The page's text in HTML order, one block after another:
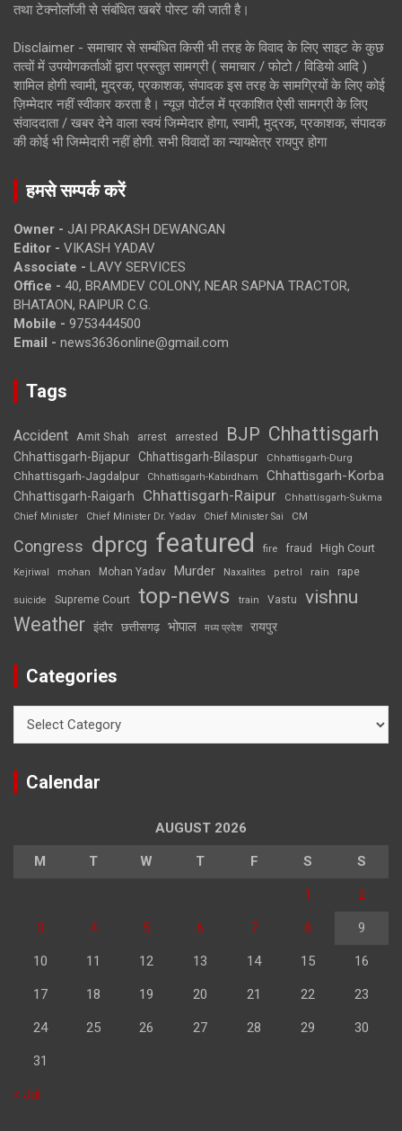
तथा टेक्नोलॉजी से संबंधित खबरें पोस्ट की जाती है।
Disclaimer - समाचार से सम्बंधित किसी भी तरह के विवाद के लिए साइट के कुछ
तत्वों में उपयोगकर्ताओं द्वारा प्रस्तुत सामग्री ( समाचार / फोटो / विडियो आदि )
शामिल होगी स्वामी, मुद्रक, प्रकाशक, संपादक इस तरह के सामग्रियों के लिए कोई
ज़िम्मेदार नहीं स्वीकार करता है। न्यूज़ पोर्टल में प्रकाशित ऐसी सामग्री के लिए
संवाददाता / खबर देने वाला स्वयं जिम्मेदार होगा, स्वामी, मुद्रक, प्रकाशक, संपादक
की कोई भी जिम्मेदारी नहीं होगी. सभी विवादों का न्यायक्षेत्र रायपुर होगा
हमसे सम्पर्क करें
Owner - JAI PRAKASH DEWANGAN
Editor - VIKASH YADAV
Associate - LAVY SERVICES
Office - 40, BRAMDEV COLONY, NEAR SAPNA TRACTOR,
BHATAON, RAIPUR C.G.
Mobile - 9753444500
Email - news3636online@gmail.com
Tags
Accident Amit Shah arrest arrested BJP Chhattisgarh
Chhattisgarh-Bijapur Chhattisgarh-Bilaspur Chhattisgarh-Durg
Chhattisgarh-Jagdalpur Chhattisgarh-Kabirdham Chhattisgarh-Korba
Chhattisgarh-Raigarh Chhattisgarh-Raipur
Chhattisgarh-Sukma
Chief Minister
Chief Minister Dr. Yadav Chief Minister Sai CM
Congress dprcg featured fire fraud High Court
Kejriwal mohan Mohan Yadav Murder Naxalites petrol rain rape
suicide Supreme Court top-news train Vastu vishnu
Weather इंदौर छत्तीसगढ़ भोपाल मध्य प्रदेश रायपुर
Categories
Calendar
AUGUST 2026
M T W T F S S
1 2
3 4 5 6 7 8 9
10 11 12 13 14 15 16
17 18 19 20 21 22 23
24 25 26 27 28 29 30
31
« Jul